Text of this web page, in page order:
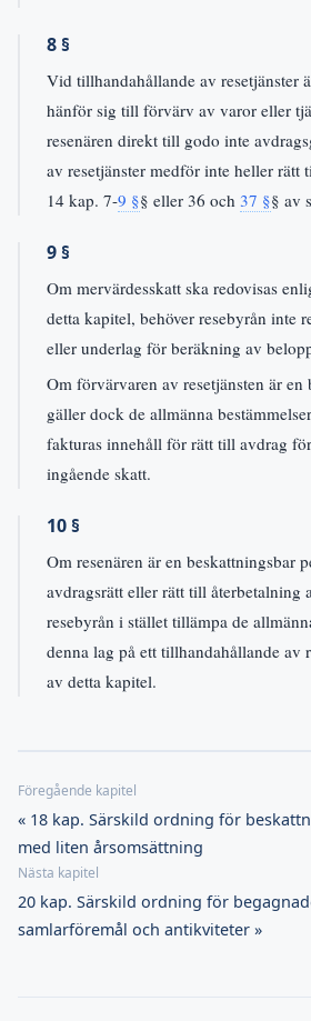
8 §
Vid tillhandahållande av resetjänster
hänför sig till förvärv av varor eller
resenären direkt till godo inte
av resetjänster medför inte heller rätt
14 kap. 7-9 §§ eller 36 och 37 §§ av
9 §
Om mervärdesskatt ska redovisas
detta kapitel, behöver resebyrån inte
eller underlag för beräkning av
Om förvärvaren av resetjänsten är en
gäller dock de allmänna
fakturas innehåll för rätt till avdrag
ingående skatt.
10 §
Om resenären är en beskattningsbar
avdragsrätt eller rätt till återbetalning
resebyrån i stället tillämpa de
denna lag på ett tillhandahållande av
av detta kapitel.
« 18 kap. Särskild ordning för
med liten årsomsättning
20 kap. Särskild ordning för
samlarföremål och antikviteter »